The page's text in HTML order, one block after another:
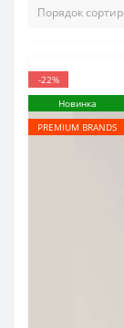
-22%
Новинка
PREMIUM BRANDS